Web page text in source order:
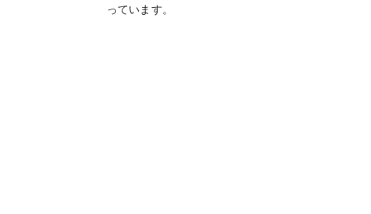
っています。